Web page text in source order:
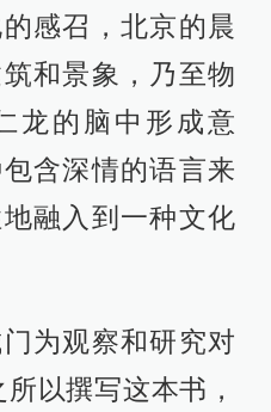
感召，北京的晨
和景象，乃至物
龙的脑中形成意
含深情的语言来
融入到一种文化
为观察和研究对
以撰写这本书，